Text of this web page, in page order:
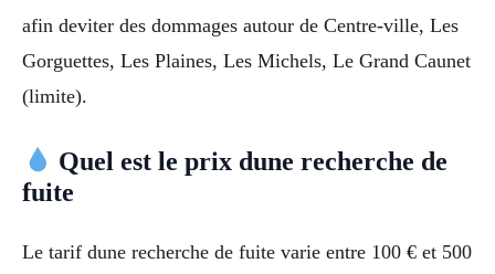
afin deviter des dommages autour de Centre-ville, Les
Gorguettes, Les Plaines, Les Michels, Le Grand Caunet
(limite).
Quel est le prix dune recherche de
fuite
Le tarif dune recherche de fuite varie entre 100 € et 500